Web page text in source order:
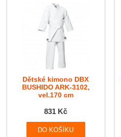
Dětské kimono DBX
BUSHIDO ARK-3102,
vel.170 cm
831 Kč